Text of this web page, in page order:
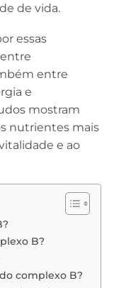
de vida.
essas
entre
e
mostram
nutrientes mais
e ao
B?
complexo B?